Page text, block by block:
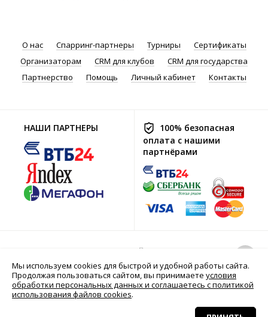
О нас Спарринг-партнеры Турниры
Сертификаты
Организаторам
CRM для клубов
CRM для государства
Партнерство
Помощь Личный кабинет Контакты
НАШИ ПАРТНЕРЫ
100% безопасная
оплата с нашими
партнёрами
Политика хранения
персональных
данных
Мы используем cookies для быстрой и удобной работы сайта.
Продолжая пользоваться сайтом, вы принимаете условия
обработки персональных данных и соглашаетесь с политикой
использования файлов cookies.